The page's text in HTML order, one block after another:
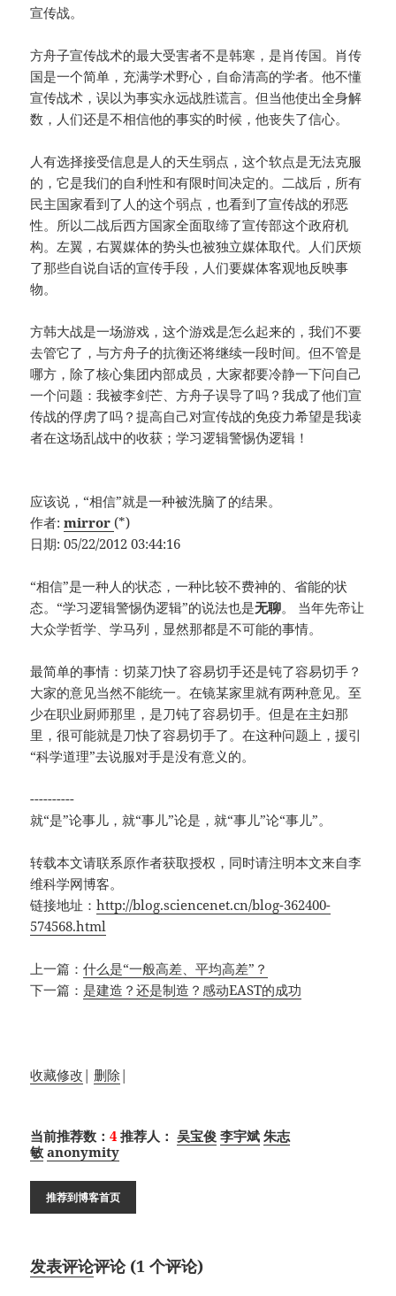
宣传战。
方舟子宣传战术的最大受害者不是韩寒，是肖传国。肖传
国是一个简单，充满学术野心，自命清高的学者。他不懂
宣传战术，误以为事实永远战胜谎言。但当他使出全身解
数，人们还是不相信他的事实的时候，他丧失了信心。
人有选择接受信息是人的天生弱点，这个软点是无法克服
的，它是我们的自利性和有限时间决定的。二战后，所有
民主国家看到了人的这个弱点，也看到了宣传战的邪恶
性。所以二战后西方国家全面取缔了宣传部这个政府机
构。左翼，右翼媒体的势头也被独立媒体取代。人们厌烦
了那些自说自话的宣传手段，人们要媒体客观地反映事
物。
方韩大战是一场游戏，这个游戏是怎么起来的，我们不要
去管它了，与方舟子的抗衡还将继续一段时间。但不管是
哪方，除了核心集团内部成员，大家都要冷静一下问自己
一个问题：我被李剑芒、方舟子误导了吗？我成了他们宣
传战的俘虏了吗？提高自己对宣传战的免疫力希望是我读
者在这场乱战中的收获；学习逻辑警惕伪逻辑！
应该说，“相信”就是一种被洗脑了的结果。
作者:mirror(*)
日期: 05/22/2012 03:44:16
“相信”是一种人的状态，一种比较不费神的、省能的状
态。“学习逻辑警惕伪逻辑”的说法也是无聊。 当年先帝让
大众学哲学、学马列，显然那都是不可能的事情。
最简单的事情：切菜刀快了容易切手还是钝了容易切手？
大家的意见当然不能统一。在镜某家里就有两种意见。至
少在职业厨师那里，是刀钝了容易切手。但是在主妇那
里，很可能就是刀快了容易切手了。在这种问题上，援引
“科学道理”去说服对手是没有意义的。
----------
就“是”论事儿，就“事儿”论是，就“事儿”论“事儿”。
转载本文请联系原作者获取授权，同时请注明本文来自李
维科学网博客。
链接地址：http://blog.sciencenet.cn/blog-362400-
574568.html
上一篇：什么是“一般高差、平均高差”？
下一篇： 是建造？还是制造？感动EAST的成功
收藏修改 | 删除|
当前推荐数：4 推荐人： 吴宝俊 李宇斌 朱志
敏 anonymity
推荐到博客首页
发表评论评论 (1 个评论)